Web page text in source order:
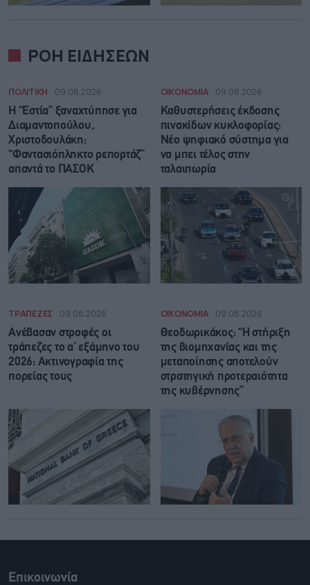
ΡΟΗ ΕΙΔΗΣΕΩΝ
ΠΟΛΙΤΙΚΗ 09.08.2026
Η “Εστία” ξαναχτύπησε για
Διαμαντοπούλου,
Χριστοδουλάκη:
“Φαντασιόπληκτο ρεπορτάζ”
απαντά το ΠΑΣΟΚ
ΟΙΚΟΝΟΜΙΑ 09.08.2026
Καθυστερήσεις έκδοσης
πινακίδων κυκλοφορίας:
Νέο ψηφιακό σύστημα για
να μπει τέλος στην
ταλαιπωρία
ΤΡΑΠΕΖΕΣ 09.08.2026
Ανέβασαν στροφές οι
τράπεζες το α’ εξάμηνο του
2026: Ακτινογραφία της
πορείας τους
ΟΙΚΟΝΟΜΙΑ 09.08.2026
Θεοδωρικάκος: “Η στήριξη
της βιομηχανίας και της
μεταποίησης αποτελούν
στρατηγική προτεραιότητα
της κυβέρνησης”
Επικοινωνία